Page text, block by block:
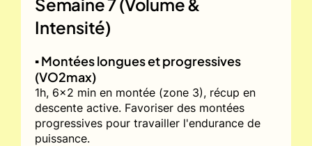
Intensité)
▪️ Montées longues et progressives
(VO2max)
1h, 6x2 min en montée (zone 3), récup en
descente active. Favoriser des montées
progressives pour travailler l'endurance de
puissance.